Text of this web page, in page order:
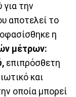
για την
αποτελεί το
η
μέτρων:
επιπρόσθετη
και
οποία μπορεί